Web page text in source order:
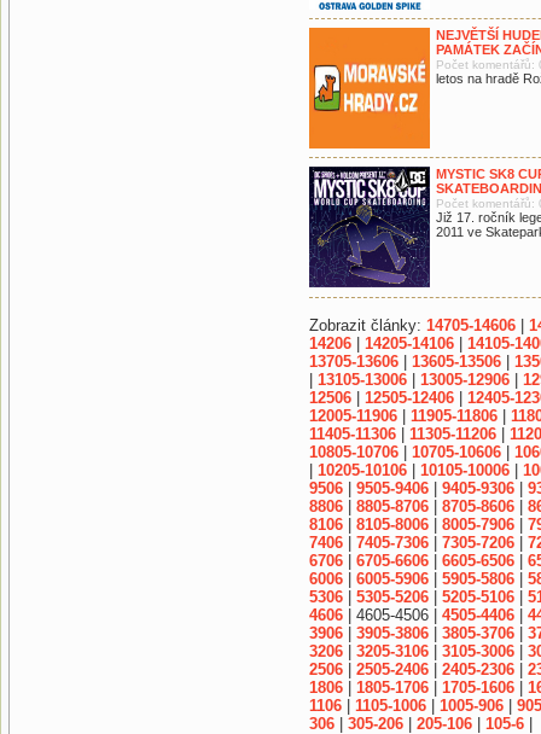
NEJVĚTŠÍ
PAMÁTEK
Počet komentářů:
letos na hradě
MYSTIC SK8
Počet komentářů:
Již 17. ročník
2011 ve
Zobrazit články: 14705-14606
14206
14205-14106
14105-
13705-13606
13605-13506
13105-13006 13005-12906
12506
12505-12406
12405-
12005-11906
11905-11806
11405-11306
11305-11206
10805-10706
10705-10606
10205-10106 10105-10006
9506
9505-9406 9405-9306
8806
8805-8706 8705-8606
8106
8105-8006 8005-7906
7406
7405-7306 7305-7206
6706
6705-6606 6605-6506
6006
6005-5906 5905-5806
5306
5305-5206 5205-5106
4606 | 4605-4506 | 4505-4406
3906
3905-3806 3805-3706
3206
3205-3106 3105-3006
2506
2505-2406 2405-2306
1806
1805-1706 1705-1606
1106
1105-1006 1005-906
306
305-206 205-106 105-6